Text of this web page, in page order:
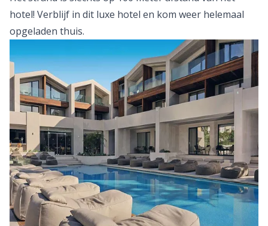
hotel! Verblijf in dit luxe hotel en kom weer helemaal
opgeladen thuis.